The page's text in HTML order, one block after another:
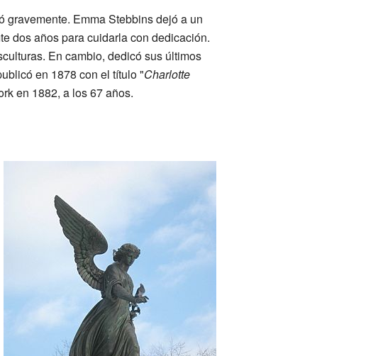
gravemente. Emma Stebbins dejó a un
dos años para cuidarla con dedicación.
En cambio, dedicó sus últimos
en 1878 con el título "Charlotte
en 1882, a los 67 años.